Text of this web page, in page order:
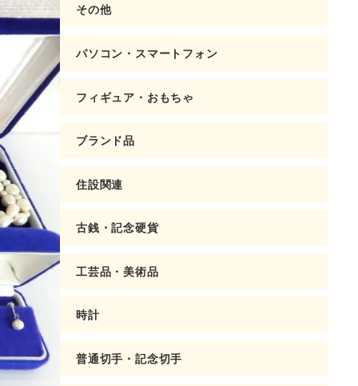
その他
パソコン・スマートフォン
フィギュア・おもちゃ
ブランド品
住設関連
古銭・記念硬貨
工芸品・美術品
時計
普通切手・記念切手